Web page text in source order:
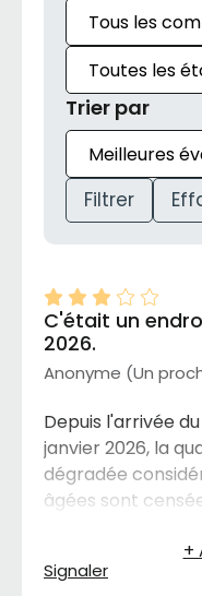
Trier par
Filtrer
C'était un
2026.
Anonyme (Un
Depuis l'arrivée
janvier 2026, la
dégradée
âgées sont
Ramenez le
les moments
Signaler